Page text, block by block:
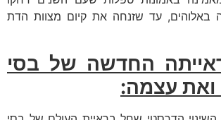
באלוהים, עד שזנחה את קיום מצוות הדת
החדשה של בסי
ואת עצמה: